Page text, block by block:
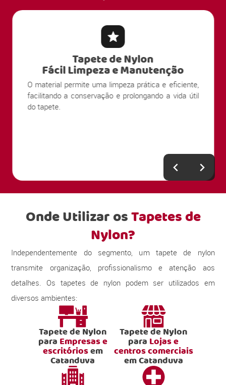
Tapete de Nylon
Fácil Limpeza e Manutenção
O material permite uma limpeza prática e eficiente,
facilitando a conservação e prolongando a vida útil
do tapete.
Onde Utilizar osTapetes de
Nylon?
Independentemente do segmento, um tapete de nylon
transmite organização, profissionalismo e atenção aos
detalhes. Os tapetes de nylon podem ser utilizados em
diversos ambientes:
Tapete de Nylon
para Empresas e
escritóriosem
Catanduva
Tapete de Nylon
para Lojas e
centros comerciais
em Catanduva